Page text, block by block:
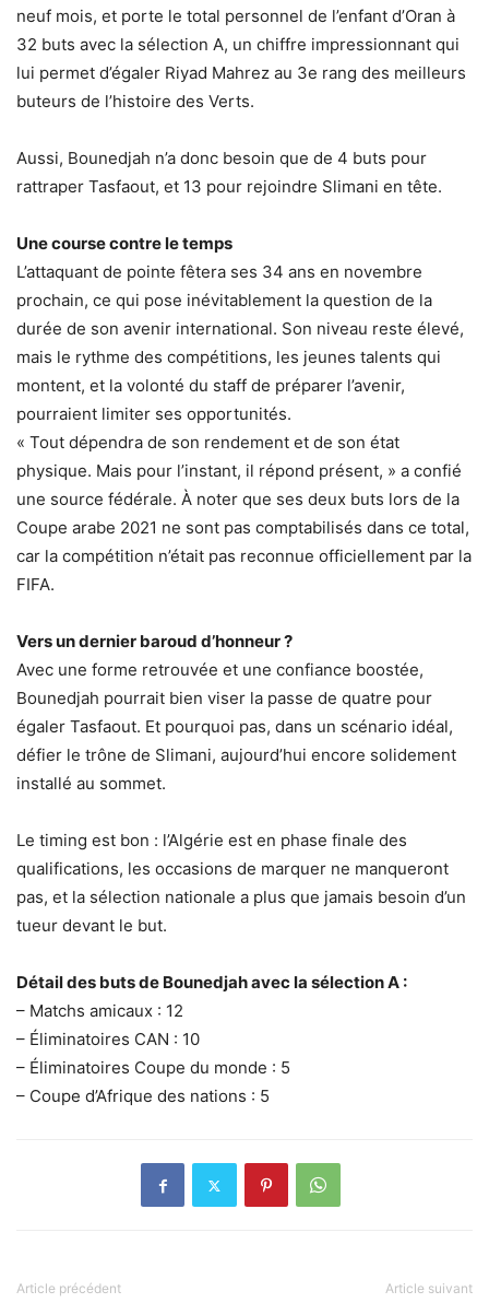
neuf mois, et porte le total personnel de l’enfant d’Oran à
32 buts avec la sélection A, un chiffre impressionnant qui
lui permet d’égaler Riyad Mahrez au 3e rang des meilleurs
buteurs de l’histoire des Verts.
Aussi, Bounedjah n’a donc besoin que de 4 buts pour
rattraper Tasfaout, et 13 pour rejoindre Slimani en tête.
Une course contre le temps
L’attaquant de pointe fêtera ses 34 ans en novembre
prochain, ce qui pose inévitablement la question de la
durée de son avenir international. Son niveau reste élevé,
mais le rythme des compétitions, les jeunes talents qui
montent, et la volonté du staff de préparer l’avenir,
pourraient limiter ses opportunités.
« Tout dépendra de son rendement et de son état
physique. Mais pour l’instant, il répond présent, » a confié
une source fédérale. À noter que ses deux buts lors de la
Coupe arabe 2021 ne sont pas comptabilisés dans ce total,
car la compétition n’était pas reconnue officiellement par la
FIFA.
Vers un dernier baroud d’honneur ?
Avec une forme retrouvée et une confiance boostée,
Bounedjah pourrait bien viser la passe de quatre pour
égaler Tasfaout. Et pourquoi pas, dans un scénario idéal,
défier le trône de Slimani, aujourd’hui encore solidement
installé au sommet.
Le timing est bon : l’Algérie est en phase finale des
qualifications, les occasions de marquer ne manqueront
pas, et la sélection nationale a plus que jamais besoin d’un
tueur devant le but.
Détail des buts de Bounedjah avec la sélection A :
– Matchs amicaux : 12
– Éliminatoires CAN : 10
– Éliminatoires Coupe du monde : 5
– Coupe d’Afrique des nations : 5
Article précédent Article suivant